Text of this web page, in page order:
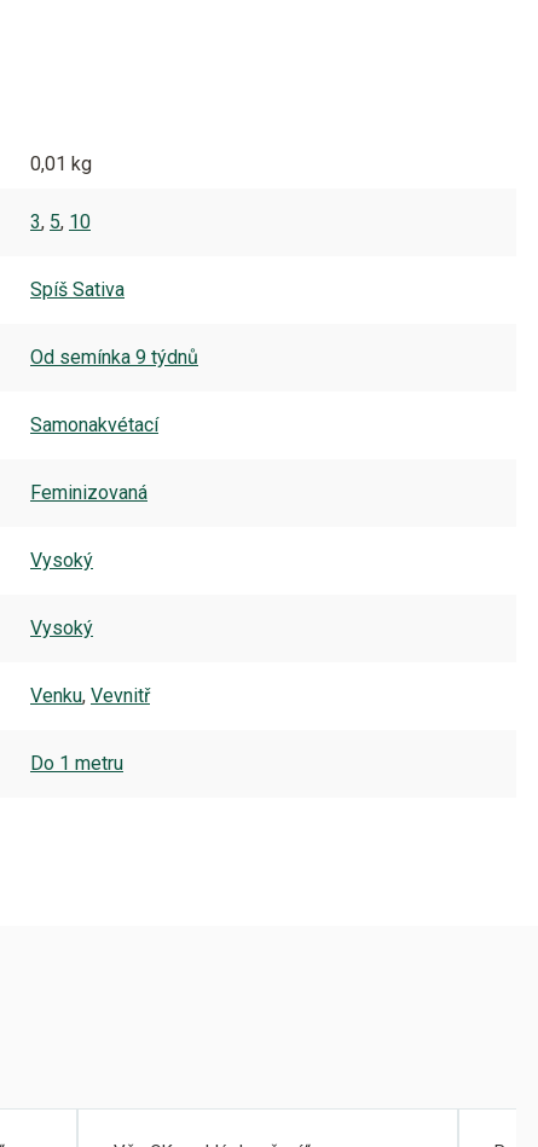
0,01 kg
3, 5, 10
Spíš Sativa
Od semínka 9 týdnů
Samonakvétací
Feminizovaná
Vysoký
Vysoký
Venku, Vevnitř
Do 1 metru